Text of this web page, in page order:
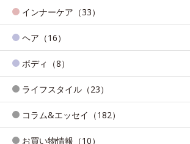
インナーケア（33）
ヘア（16）
ボディ（8）
ライフスタイル（23）
コラム&エッセイ（182）
お買い物情報（10）